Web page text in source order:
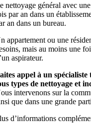
nettoyage général avec
par an dans un
an dans un bureau.
appartement ou une
mais au moins une
aspirateur.
appel à un
types de nettoyage et
intervenons sur la
que dans une grande
d’informations